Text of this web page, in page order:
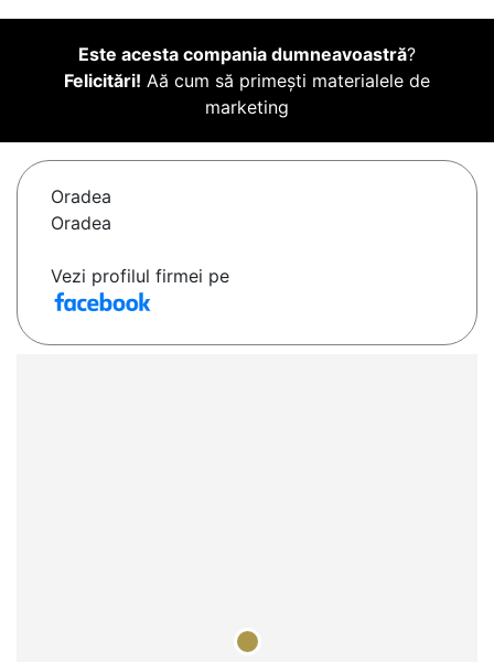
Este acesta compania dumneavoastră?
Felicitări! Aă cum să primești materialele de
marketing
Oradea
Oradea
Vezi profilul firmei pe